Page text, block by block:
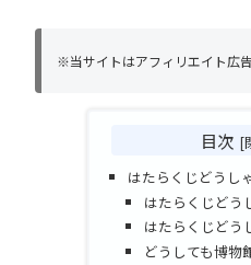
※当サイトはアフィリエイト広
目次
はたらくじどうし
はたらくじどう
はたらくじどう
どうしても博物